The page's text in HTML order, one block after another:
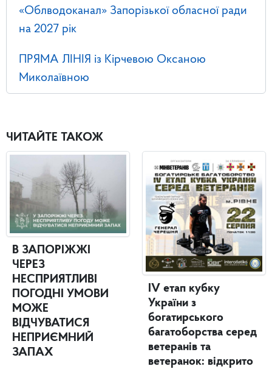
«Облводоканал» Запорізької обласної ради
на 2027 рік
ПРЯМА ЛІНІЯ із Кірчевою Оксаною
Миколаївною
ЧИТАЙТЕ ТАКОЖ
В ЗАПОРІЖЖІ
ЧЕРЕЗ
НЕСПРИЯТЛИВІ
ПОГОДНІ УМОВИ
МОЖЕ
ВІДЧУВАТИСЯ
НЕПРИЄМНИЙ
ЗАПАХ
IV етап кубку
України з
богатирського
багатоборства серед
ветеранів та
ветеранок: відкрито